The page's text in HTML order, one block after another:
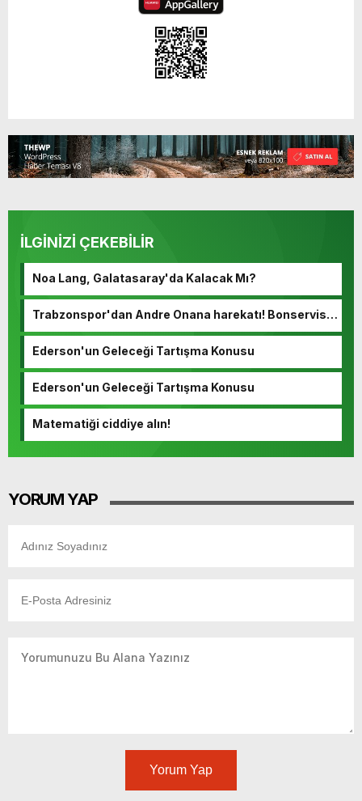
İLGİNİZİ ÇEKEBİLİR
Noa Lang, Galatasaray'da Kalacak Mı?
Trabzonspor'dan Andre Onana harekatı! Bonservisi
Ederson'un Geleceği Tartışma Konusu
Ederson'un Geleceği Tartışma Konusu
Matematiği ciddiye alın!
YORUM YAP
Yorum Yap